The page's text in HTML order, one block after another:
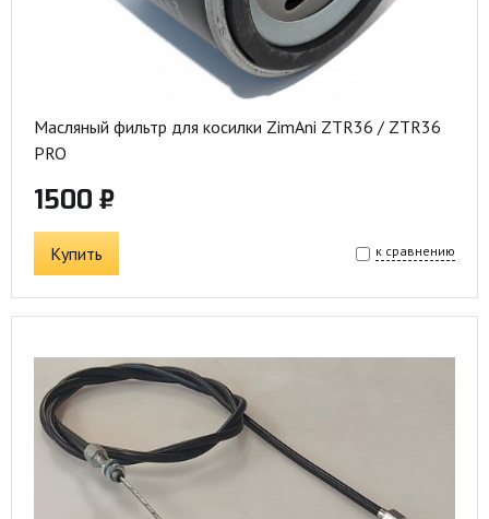
Масляный фильтр для косилки ZimAni ZTR36 / ZTR36
PRO
1500 ₽
Купить к сравнению